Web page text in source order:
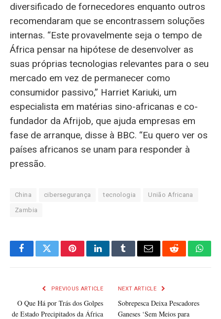
diversificado de fornecedores enquanto outros
recomendaram que se encontrassem soluções
internas. “Este provavelmente seja o tempo de
África pensar na hipótese de desenvolver as
suas próprias tecnologias relevantes para o seu
mercado em vez de permanecer como
consumidor passivo,” Harriet Kariuki, um
especialista em matérias sino-africanas e co-
fundador da Afrijob, que ajuda empresas em
fase de arranque, disse à BBC. “Eu quero ver os
países africanos se unam para responder à
pressão.
China cibersegurança tecnologia União Africana
Zambia
FacebookTwitterPinterestLinkedInTumblrEmail Reddit
PREVIOUS ARTICLE
O Que Há por Trás dos Golpes
de Estado Precipitados da África
NEXT ARTICLE
Sobrepesca Deixa Pescadores
Ganeses ‘Sem Meios para